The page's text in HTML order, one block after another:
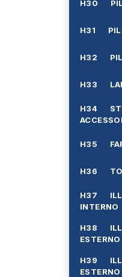
H30
H31
H32
H33
H34
H35
H36
H37
INTERNO
H38
H39